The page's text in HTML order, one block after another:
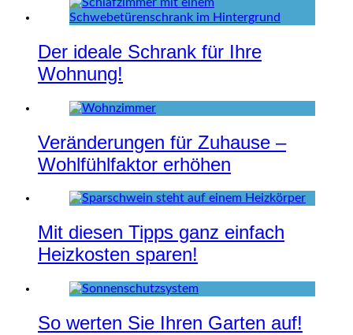
Der ideale Schrank für Ihre
Wohnung!
Veränderungen für Zuhause –
Wohlfühlfaktor erhöhen
Mit diesen Tipps ganz einfach
Heizkosten sparen!
So werten Sie Ihren Garten auf!